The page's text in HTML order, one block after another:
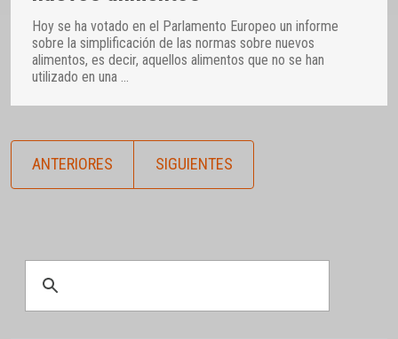
Hoy se ha votado en el Parlamento Europeo un informe
sobre la simplificación de las normas sobre nuevos
alimentos, es decir, aquellos alimentos que no se han
utilizado en una
ANTERIORES SIGUIENTES